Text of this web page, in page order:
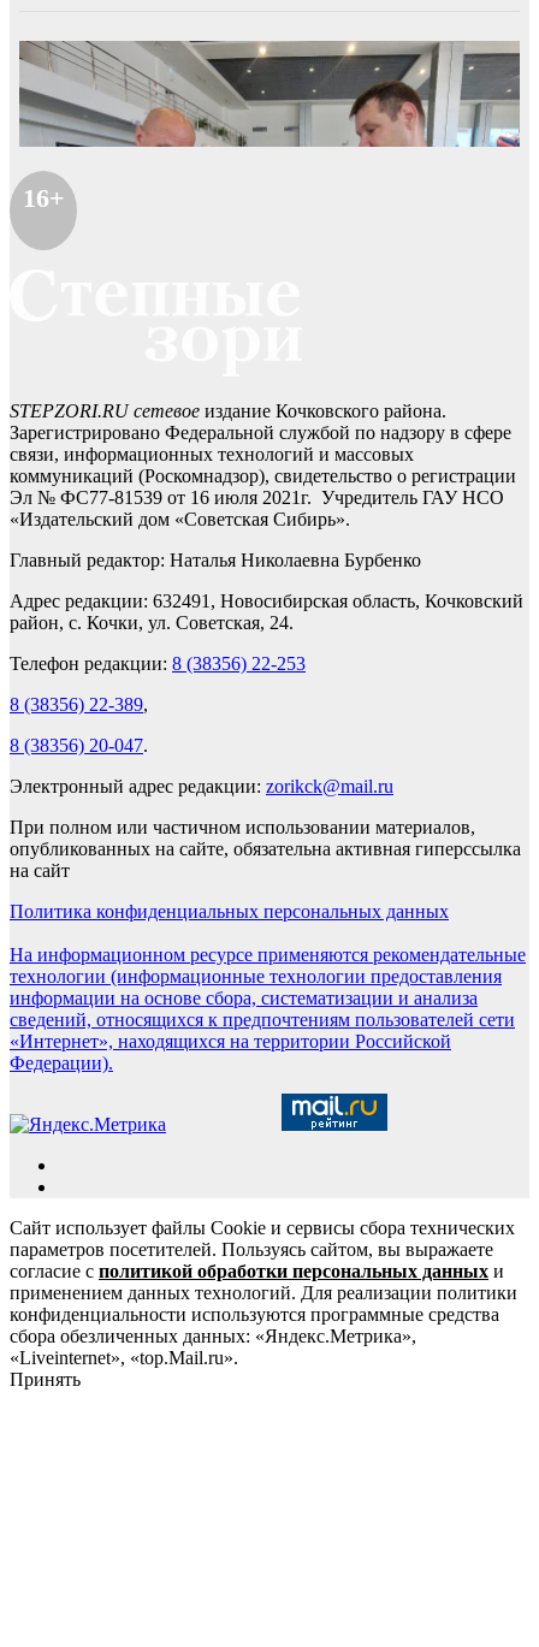
16+
STEPZORI.RU сетевое издание Кочковского района.
Зарегистрировано Федеральной службой по надзору в сфере
связи, информационных технологий и массовых
коммуникаций (Роскомнадзор), свидетельство о регистрации
Эл № ФС77-81539 от 16 июля 2021г. Учредитель ГАУ НСО
«Издательский дом «Советская Сибирь».
Главный редактор: Наталья Николаевна Бурбенко
Адрес редакции: 632491, Новосибирская область, Кочковский
район, с. Кочки, ул. Советская, 24.
Телефон редакции: 8 (38356) 22-253
8 (38356) 22-389,
8 (38356) 20-047.
Электронный адрес редакции: zorikck@mail.ru
При полном или частичном использовании материалов,
опубликованных на сайте, обязательна активная гиперссылка
на сайт
Политика конфиденциальных персональных данных
На информационном ресурсе применяются рекомендательные
технологии (информационные технологии предоставления
информации на основе сбора, систематизации и анализа
сведений, относящихся к предпочтениям пользователей сети
«Интернет», находящихся на территории Российской
Федерации).
Сайт использует файлы Cookie и сервисы сбора технических
параметров посетителей. Пользуясь сайтом, вы выражаете
согласие с политикой обработки персональных данных и
применением данных технологий. Для реализации политики
конфиденциальности используются программные средства
сбора обезличенных данных: «Яндекс.Метрика»,
«Liveinternet», «top.Mail.ru».
Принять